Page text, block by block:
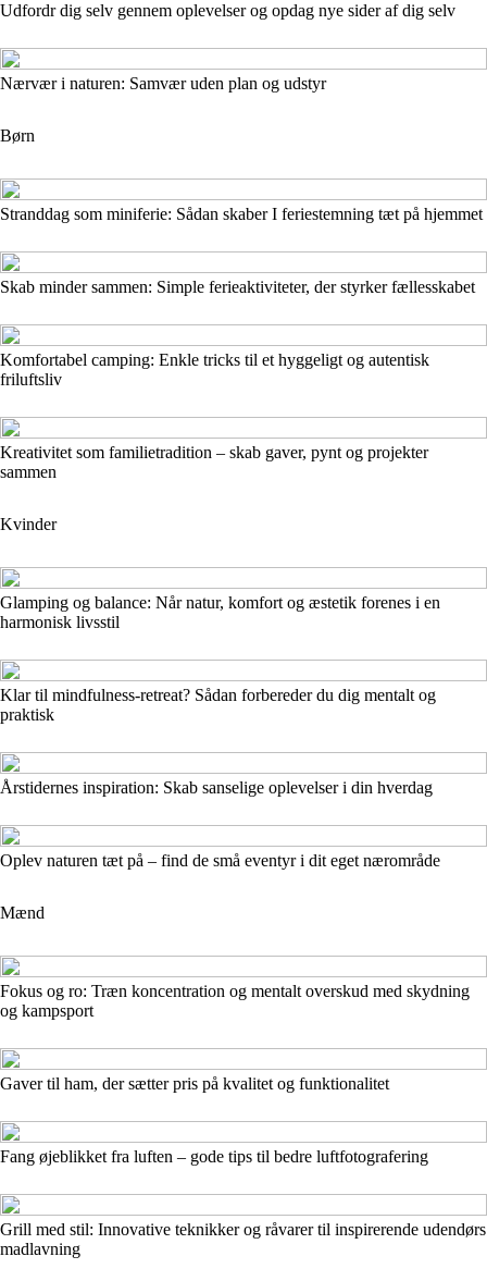
Udfordr dig selv gennem oplevelser og opdag nye sider af dig selv
Nærvær i naturen: Samvær uden plan og udstyr
Børn
Stranddag som miniferie: Sådan skaber I feriestemning tæt på hjemmet
Skab minder sammen: Simple ferieaktiviteter, der styrker fællesskabet
Komfortabel camping: Enkle tricks til et hyggeligt og autentisk
friluftsliv
Kreativitet som familietradition – skab gaver, pynt og projekter
sammen
Kvinder
Glamping og balance: Når natur, komfort og æstetik forenes i en
harmonisk livsstil
Klar til mindfulness-retreat? Sådan forbereder du dig mentalt og
praktisk
Årstidernes inspiration: Skab sanselige oplevelser i din hverdag
Oplev naturen tæt på – find de små eventyr i dit eget nærområde
Mænd
Fokus og ro: Træn koncentration og mentalt overskud med skydning
og kampsport
Gaver til ham, der sætter pris på kvalitet og funktionalitet
Fang øjeblikket fra luften – gode tips til bedre luftfotografering
Grill med stil: Innovative teknikker og råvarer til inspirerende udendørs
madlavning